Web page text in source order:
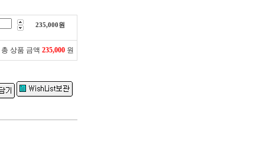
235,000원
총 상품 금액 235,000 원